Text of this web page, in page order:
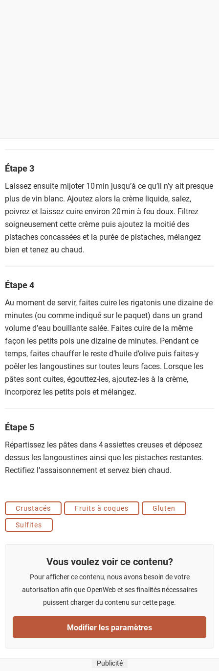
Étape 3
Laissez ensuite mijoter 10 min jusqu’à ce qu’il n’y ait presque
plus de vin blanc. Ajoutez alors la crème liquide, salez,
poivrez et laissez cuire environ 20 min à feu doux. Filtrez
soigneusement cette crème puis ajoutez la moitié des
pistaches concassées et la purée de pistaches, mélangez
bien et tenez au chaud.
Étape 4
Au moment de servir, faites cuire les rigatonis une dizaine de
minutes (ou comme indiqué sur le paquet) dans un grand
volume d’eau bouillante salée. Faites cuire de la même
façon les petits pois une dizaine de minutes. Pendant ce
temps, faites chauffer le reste d’huile d’olive puis faites-y
poêler les langoustines sur toutes leurs faces. Lorsque les
pâtes sont cuites, égouttez-les, ajoutez-les à la crème,
incorporez les petits pois et mélangez.
Étape 5
Répartissez les pâtes dans 4 assiettes creuses et déposez
dessus les langoustines ainsi que les pistaches restantes.
Rectifiez l’assaisonnement et servez bien chaud.
Crustacés Fruits à coques
Gluten
Sulfites
Vous voulez voir ce contenu?
Pour afficher ce contenu, nous avons besoin de votre
autorisation afin que OpenWeb et ses finalités nécessaires
puissent charger du contenu sur cette page.
Modifier les paramètres
Publicité